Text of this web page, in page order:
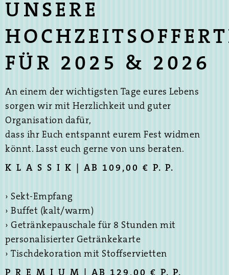
UNSERE
FÜR 2025 & 2026
An einem der wichtigsten Tage eures Lebens
sorgen wir mit Herzlichkeit und guter
Organisation dafür,
dass ihr Euch entspannt eurem Fest widmen
könnt. Lasst euch gerne von uns beraten.
K L A S S I K | AB 109,00 € P. P.
› Sekt-Empfang
› Buffet (kalt/warm)
› Getränkepauschale für 8 Stunden mit
personalisierter Getränkekarte
› Tischdekoration mit Stoffservietten